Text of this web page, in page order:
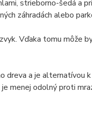
strieborno-šedá a
záhradách alebo
Vďaka tomu môže
dreva a je alternatívou
menej odolný proti